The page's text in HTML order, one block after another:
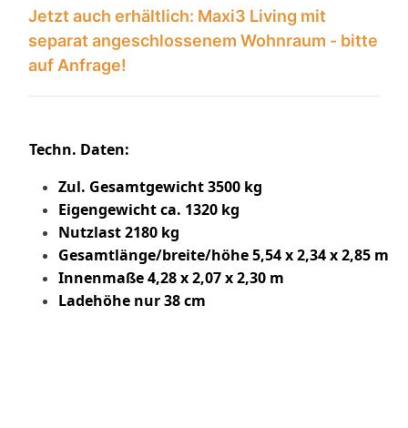
Jetzt auch erhältlich: Maxi3 Living mit
separat angeschlossenem Wohnraum - bitte
auf Anfrage!
Techn. Daten:
Zul. Gesamtgewicht 3500 kg
Eigengewicht ca. 1320 kg
Nutzlast 2180 kg
Gesamtlänge/breite/höhe 5,54 x 2,34 x 2,85 m
Innenmaße 4,28 x 2,07 x 2,30 m
Ladehöhe nur 38 cm